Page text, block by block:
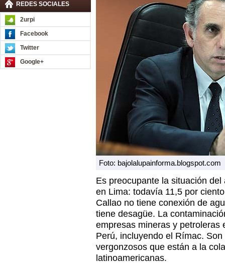
REDES SOCIALES
2urpi
Facebook
Twitter
Google+
Foto: bajolalupainforma.blogspot.com
Es preocupante la situación
en Lima: todavía 11,5 por
Callao no tiene conexión de
tiene desagüe. La
empresas mineras y petroleras
Perú, incluyendo el Rímac.
vergonzosos que están a la
latinoamericanas.